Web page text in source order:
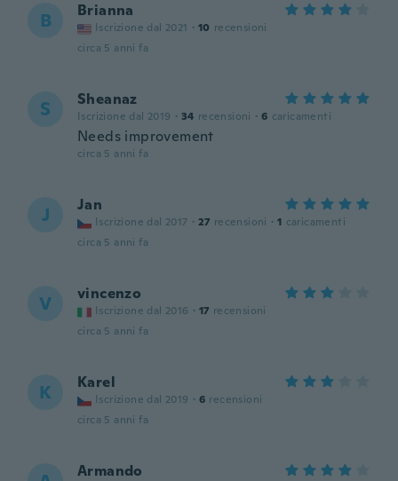
B Brianna
Iscrizione dal 2021 · 10 recensioni
circa 5 anni fa
S Sheanaz
Iscrizione dal 2019 · 34 recensioni · 6 caricamenti
Needs improvement
circa 5 anni fa
J Jan
Iscrizione dal 2017 · 27 recensioni · 1 caricamenti
circa 5 anni fa
V vincenzo
Iscrizione dal 2016 · 17 recensioni
circa 5 anni fa
K Karel
Iscrizione dal 2019 · 6 recensioni
circa 5 anni fa
Armando